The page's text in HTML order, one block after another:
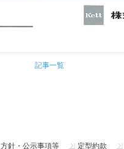
記事一覧
方針・公示事項等 定型約款